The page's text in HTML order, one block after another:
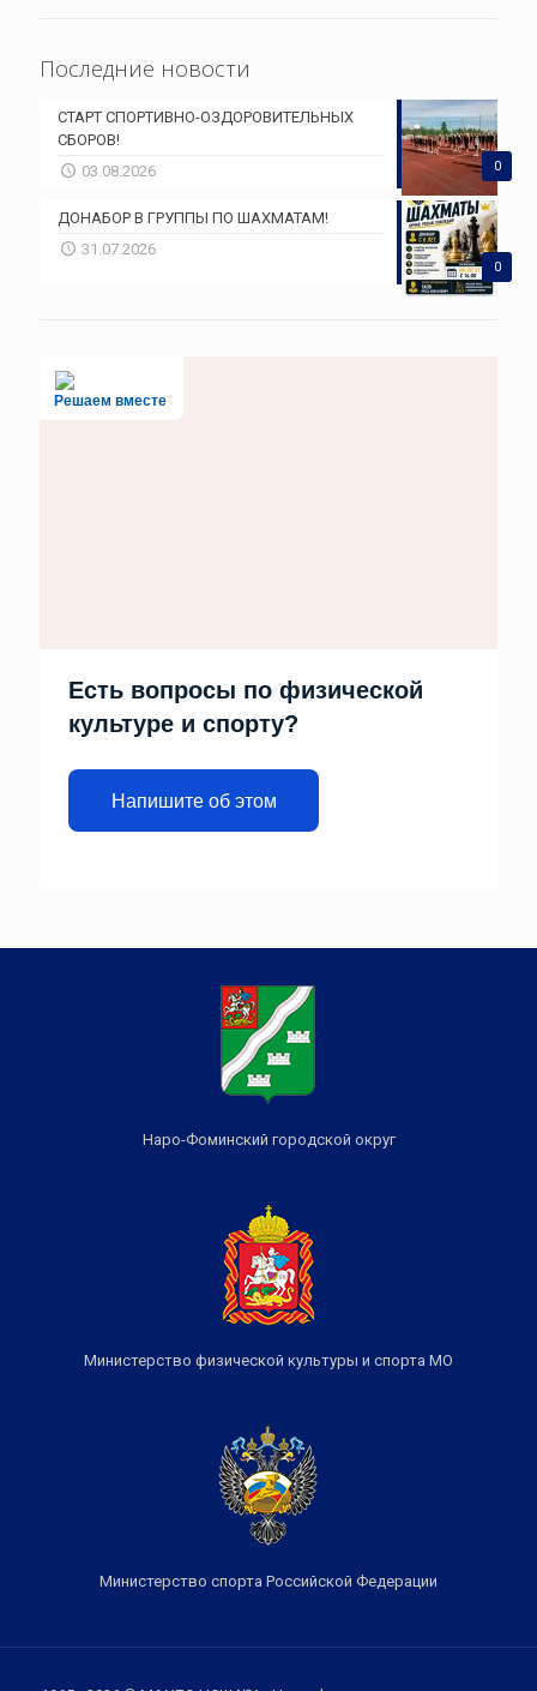
Последние новости
0
СТАРТ СПОРТИВНО-ОЗДОРОВИТЕЛЬНЫХ
СБОРОВ!
03.08.2026
0
ДОНАБОР В ГРУППЫ ПО ШАХМАТАМ!
31.07.2026
Решаем вместе
Есть вопросы по физической
культуре и спорту?
Напишите об этом
Наро-Фоминский городской округ
Министерство физической культуры и спорта МО
Министерство спорта Российской Федерации